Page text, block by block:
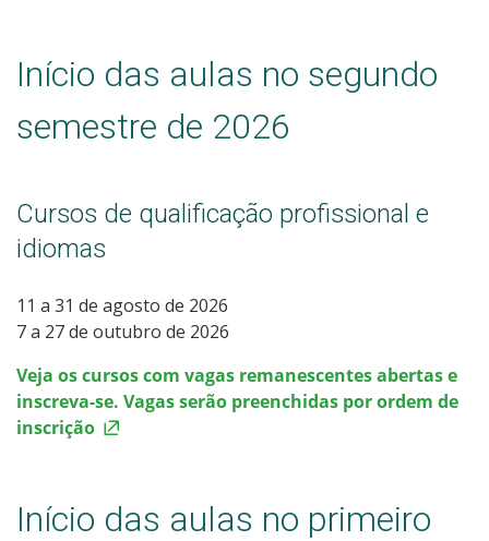
Transferências e Retornos
Provas e Gabaritos
Início das aulas no segundo
semestre de 2026
Cursos de qualificação profissional e
idiomas
11 a 31 de agosto de 2026
7 a 27 de outubro de 2026
Veja os cursos com vagas remanescentes abertas e
inscreva-se. Vagas serão preenchidas por ordem de
inscrição
Início das aulas no primeiro